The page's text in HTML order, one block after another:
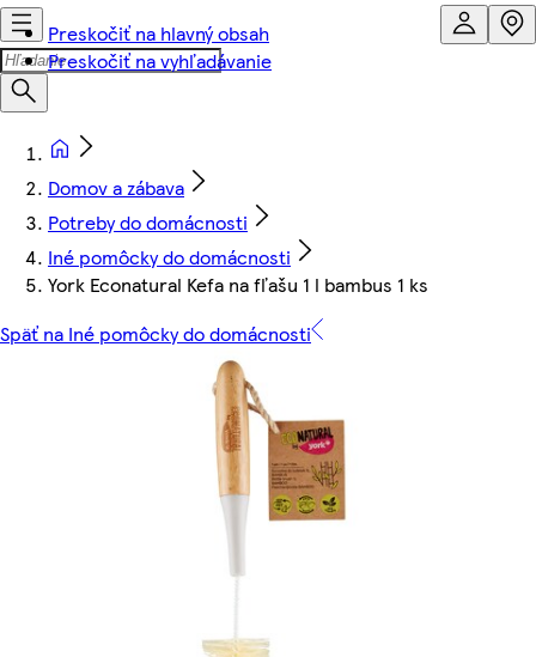
Preskočiť na hlavný obsah
Preskočiť na vyhľadávanie
Domov a zábava
Potreby do domácnosti
Iné pomôcky do domácnosti
York Econatural Kefa na fľašu 1 l bambus 1 ks
Späť na Iné pomôcky do domácnosti